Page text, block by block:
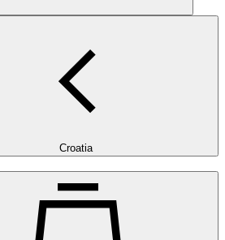
Croatia